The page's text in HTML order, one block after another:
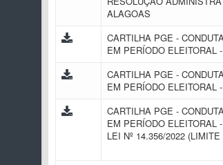
ALAGOAS
CARTILHA PGE -
EM PERÍODO ELEITORAL
CARTILHA PGE -
EM PERÍODO ELEITORAL
CARTILHA PGE -
EM PERÍODO ELEITORAL
LEI Nº 14.356/2022